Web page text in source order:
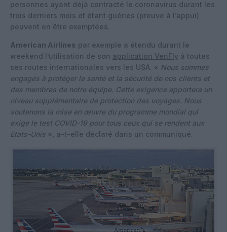
personnes ayant déjà contracté le coronavirus durant les
trois derniers mois et étant guéries (preuve à l’appui)
peuvent en être exemptées.
American Airlines par exemple a étendu durant le
weekend l’utilisation de son application VeriFly à toutes
ses routes internationales vers les USA. « Nous sommes
engagés à protéger la santé et la sécurité de nos clients et
des membres de notre équipe. Cette exigence apportera un
niveau supplémentaire de protection des voyages. Nous
soutenons la mise en œuvre du programme mondial qui
exige le test COVID-19 pour tous ceux qui se rendent aux
Etats-Unis », a-t-elle déclaré dans un communiqué.